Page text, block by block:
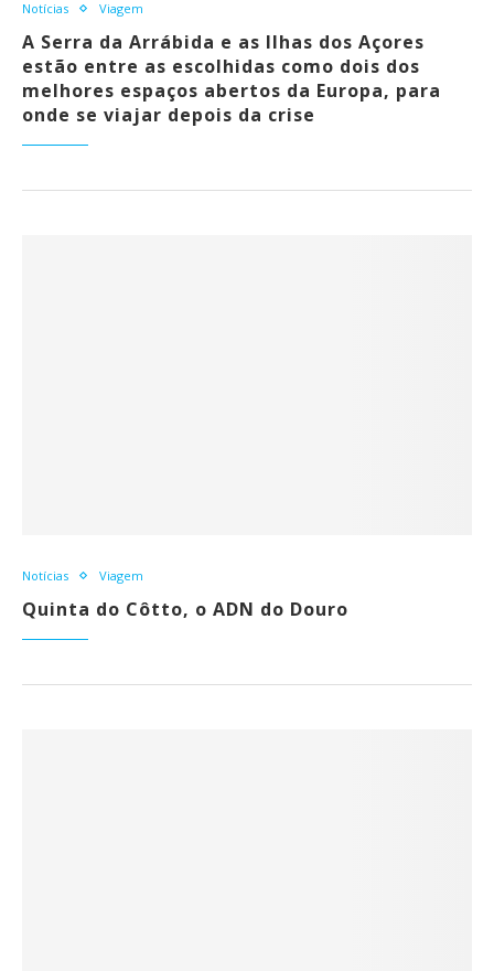
Notícias Viagem
A Serra da Arrábida e as Ilhas dos Açores
estão entre as escolhidas como dois dos
melhores espaços abertos da Europa, para
onde se viajar depois da crise
Notícias Viagem
Quinta do Côtto, o ADN do Douro